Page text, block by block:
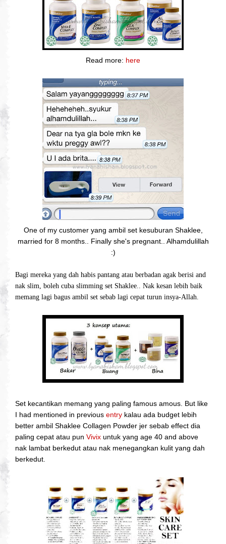
Read more: here
One of my customer yang ambil set kesuburan Shaklee,
married for 8 months.. Finally she's pregnant.. Alhamdulillah
:)
Bagi mereka yang dah habis pantang atau berbadan agak berisi and
nak slim, boleh cuba slimming set Shaklee.. Nak kesan lebih baik
memang lagi bagus ambil set sebab lagi cepat turun insya-Allah.
Set kecantikan memang yang paling famous amous. But like
I had mentioned in previous entry kalau ada budget lebih
better ambil Shaklee Collagen Powder jer sebab effect dia
paling cepat atau pun Vivix untuk yang age 40 and above
nak lambat berkedut atau nak menegangkan kulit yang dah
berkedut.